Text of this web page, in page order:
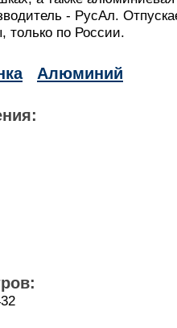
- РусАл.
только по России.
Алюминий